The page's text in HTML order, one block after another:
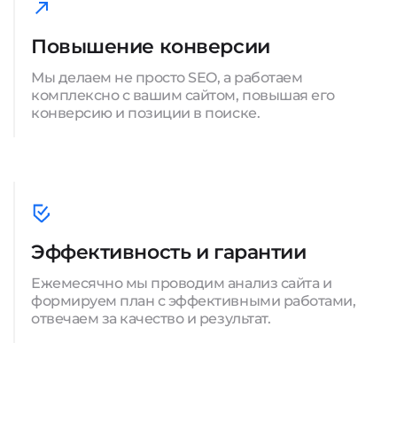
Повышение конверсии
Мы делаем не просто SEO, а работаем
комплексно с вашим сайтом, повышая его
конверсию и позиции в поиске.
Эффективность и гарантии
Ежемесячно мы проводим анализ сайта и
формируем план с эффективными работами,
отвечаем за качество и результат.